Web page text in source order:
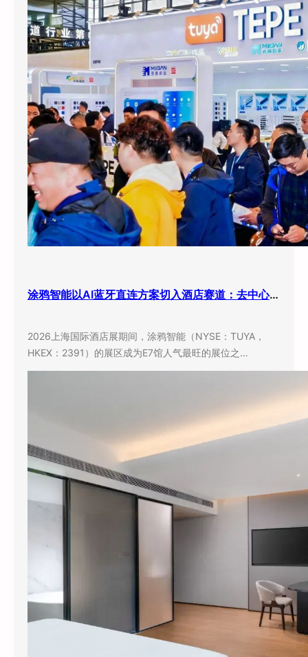
涂鸦智能以AI蓝牙直连方案切入酒店赛道：去中心化架构破解智能化改造三大痛点
2026上海国际酒店展期间，涂鸦智能（NYSE：TUYA，
HKEX：2391）的展区成为E7馆人气最旺的展位之…